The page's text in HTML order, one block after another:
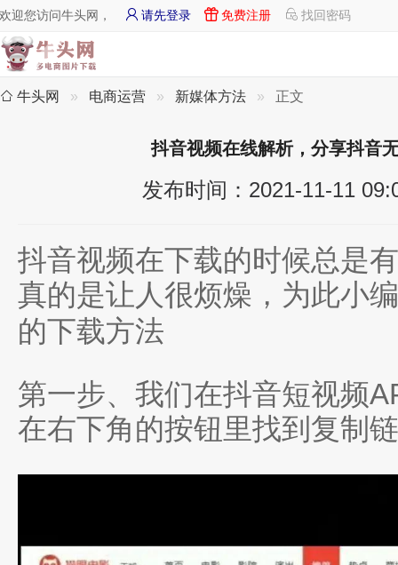
欢迎您访问牛头网， 请先登录 免费注册 找回密码
牛头网 电商运营 新媒体方法 正文
抖音视频在线解析，分享抖音
发布时间：2021-11-11
抖音视频在下载的时候总是
真的是让人很烦燥，为此小
的下载方法
第一步、我们在抖音短视频
在右下角的按钮里找到复制